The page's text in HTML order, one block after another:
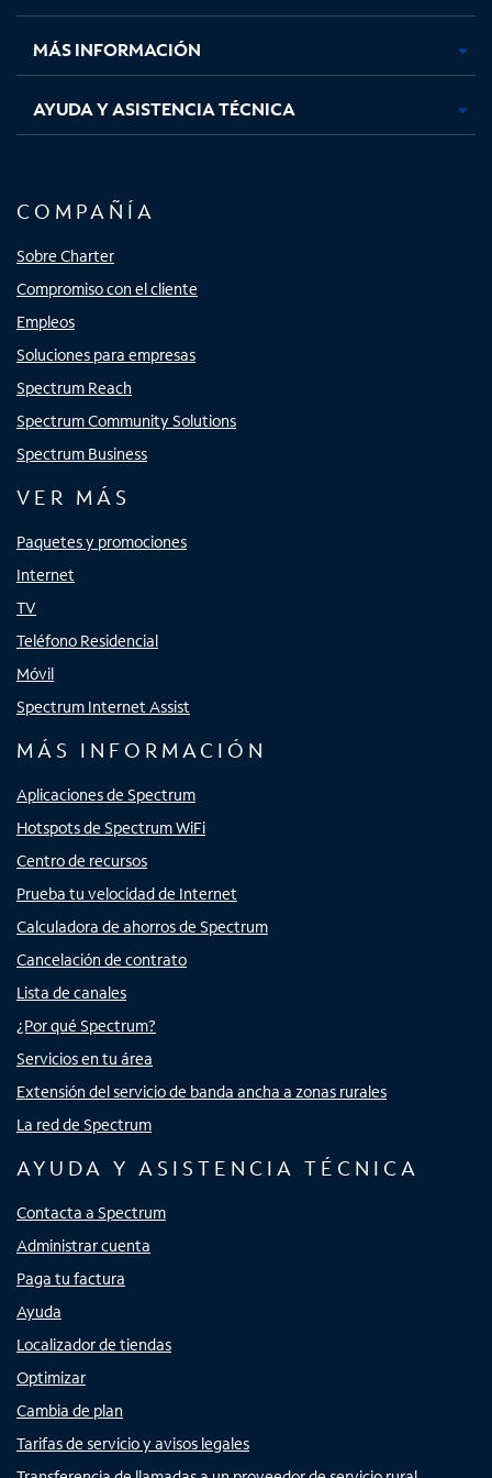
nuevanuevanuevanueva
MÁS INFORMACIÓN
AYUDA Y ASISTENCIA TÉCNICA
COMPAÑÍA
Sobre Charter
Compromiso con el cliente
Empleos
Soluciones para empresas
Spectrum Reach
Spectrum Community Solutions
Spectrum Business
VER MÁS
Paquetes y promociones
Internet
TV
Teléfono Residencial
Móvil
Spectrum Internet Assist
MÁS INFORMACIÓN
Aplicaciones de Spectrum
Hotspots de Spectrum WiFi
Centro de recursos
Prueba tu velocidad de Internet
Calculadora de ahorros de Spectrum
Cancelación de contrato
Lista de canales
¿Por qué Spectrum?
Servicios en tu área
Extensión del servicio de banda ancha a zonas rurales
La red de Spectrum
AYUDA Y ASISTENCIA TÉCNICA
Contacta a Spectrum
Administrar cuenta
Paga tu factura
Ayuda
Localizador de tiendas
Optimizar
Cambia de plan
Tarifas de servicio y avisos legales